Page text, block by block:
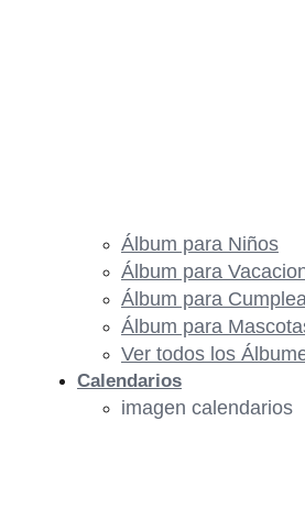
Álbum para Niños
Álbum para
Álbum para
Álbum para
Ver todos los
Calendarios
imagen calendarios